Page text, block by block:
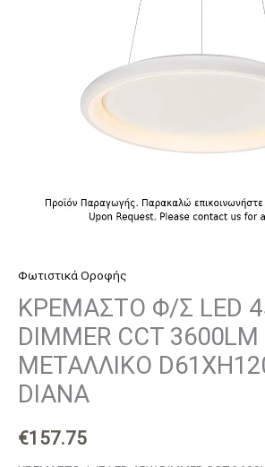
Φωτιστικά Οροφής
ΚΡΕΜΑΣΤΟ Φ/Σ LED
DIMMER CCT
ΜΕΤΑΛΛΙΚΟ
DIANA
€157.75
D61XH120CM